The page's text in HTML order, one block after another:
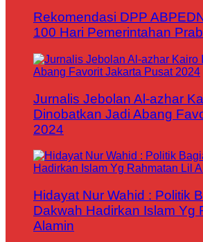
Rekomendasi DPP
100 Hari Pemerintahan
Jurnalis Jebolan Al-azhar
Dinobatkan Jadi Abang
2024
Hidayat Nur Wahid : Politik
Dakwah Hadirkan Islam Yg
Alamin